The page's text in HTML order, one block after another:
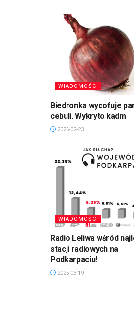
WIADOMOŚCI
Biedronka wycofuje
cebuli. Wykryto kadm
2026-02-23
WIADOMOŚCI
Radio Leliwa wśród
stacji radiowych na
Podkarpaciu!
2025-03-19